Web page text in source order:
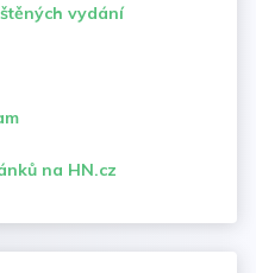
vydání
na HN.cz